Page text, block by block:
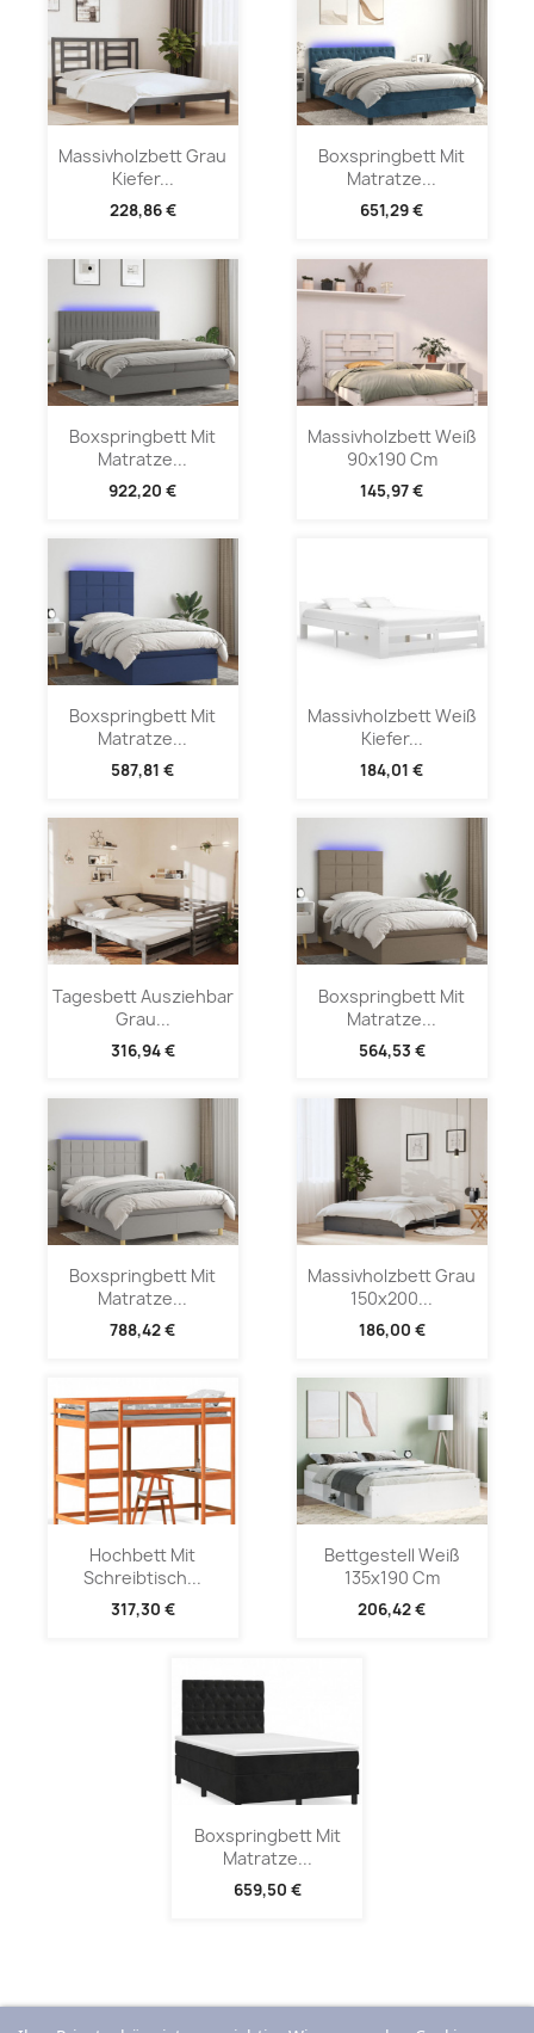
Massivholzbett Grau
Kiefer...
228,86 €
Boxspringbett Mit
Matratze...
651,29 €
Boxspringbett Mit
Matratze...
922,20 €
Massivholzbett Weiß
90x190 Cm
145,97 €
Boxspringbett Mit
Matratze...
587,81 €
Massivholzbett Weiß
Kiefer...
184,01 €
Tagesbett Ausziehbar
Grau...
316,94 €
Boxspringbett Mit
Matratze...
564,53 €
Boxspringbett Mit
Matratze...
788,42 €
Massivholzbett Grau
150x200...
186,00 €
Hochbett Mit
Schreibtisch...
317,30 €
Bettgestell Weiß
135x190 Cm
206,42 €
Boxspringbett Mit
Matratze...
659,50 €